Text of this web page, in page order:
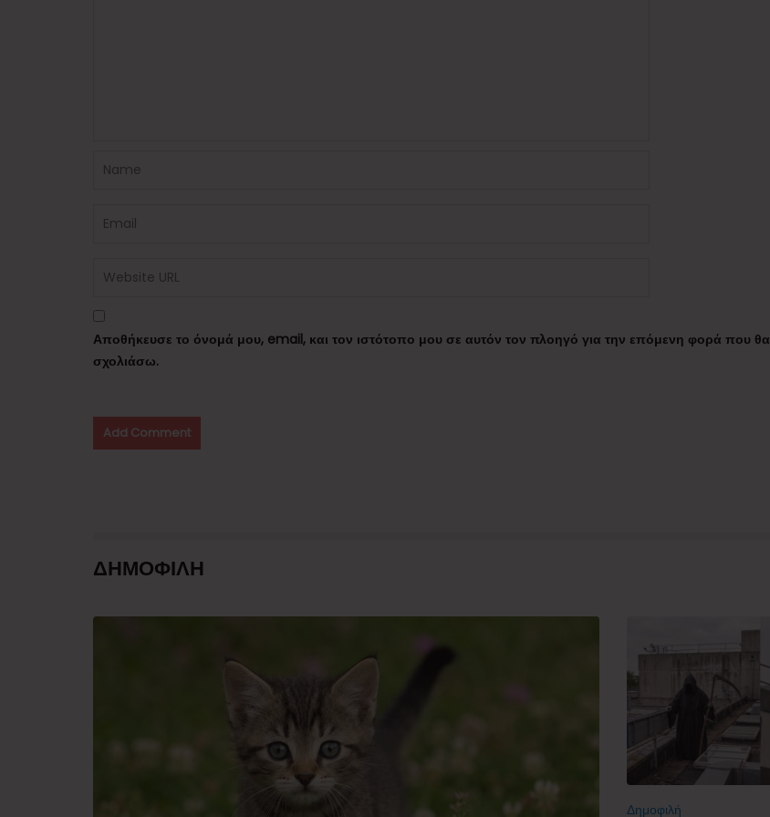
Αποθήκευσε το όνομά μου, email, και τον ιστότοπο μου σε αυτόν τον πλοηγό για την επόμενη φορά που θα
σχολιάσω.
ΔΗΜΟΦΙΛΗ
Δημοφιλή